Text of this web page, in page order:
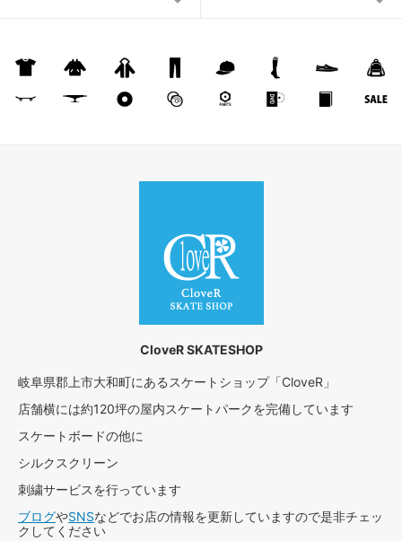
CloveR SKATESHOP
岐阜県郡上市大和町にあるスケートショップ「CloveR」
店舗横には約120坪の屋内スケートパークを完備しています
スケートボードの他に
シルクスクリーン
刺繍サービスを行っています
ブログやSNSなどでお店の情報を更新していますので是非チェッ
クしてください